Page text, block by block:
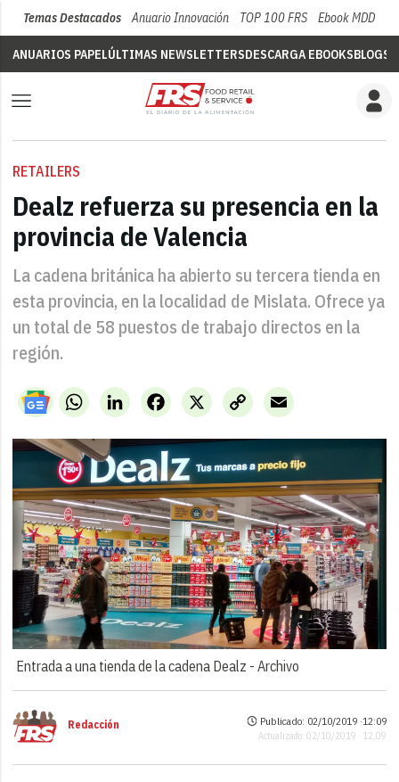
Temas Destacados Anuario Innovación TOP 100 FRS Ebook MDD
ANUARIOS PAPELÚLTIMAS NEWSLETTERSDESCARGA EBOOKSBLOGS
RETAILERS
Dealz refuerza su presencia en la
provincia de Valencia
La cadena británica ha abierto su tercera tienda en
esta provincia, en la localidad de Mislata. Ofrece ya
un total de 58 puestos de trabajo directos en la
región.
WhatsAppLinkedIn X
Facebook
Copy
Link
Email
Entrada a una tienda de la cadena Dealz -Archivo
Redacción Publicado: 02/10/2019 ·12:09
Actualizado: 02/10/2019 · 12:09